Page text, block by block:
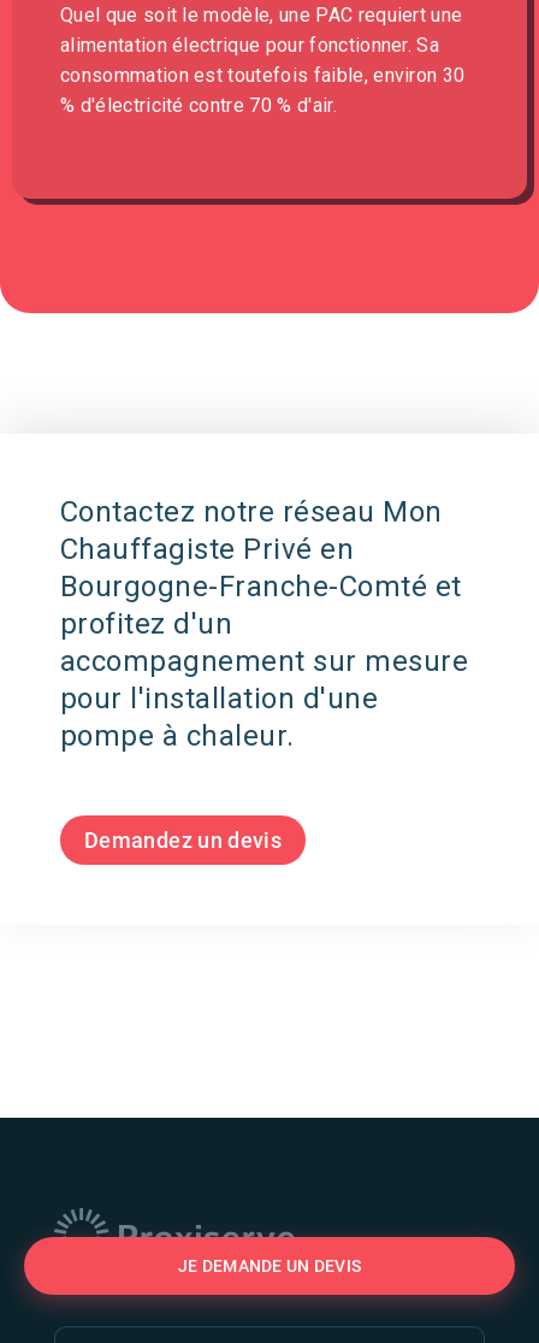
Quel que soit le modèle, une PAC requiert une
alimentation électrique pour fonctionner. Sa
consommation est toutefois faible, environ 30
% d'électricité contre 70 % d'air.
Contactez notre réseau Mon
Chauffagiste Privé en
Bourgogne-Franche-Comté et
profitez d'un
accompagnement sur mesure
pour l'installation d'une
pompe à chaleur.
Demandez un devis
JE DEMANDE UN DEVIS